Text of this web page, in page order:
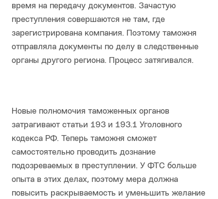
время на передачу документов. Зачастую
преступления совершаются не там, где
зарегистрирована компания. Поэтому таможня
отправляла документы по делу в следственные
органы другого региона. Процесс затягивался.
Новые полномочия таможенных органов
затрагивают статьи 193 и 193.1 Уголовного
кодекса РФ. Теперь таможня сможет
самостоятельно проводить дознание
подозреваемых в преступлении. У ФТС больше
опыта в этих делах, поэтому мера должна
повысить раскрываемость и уменьшить желание